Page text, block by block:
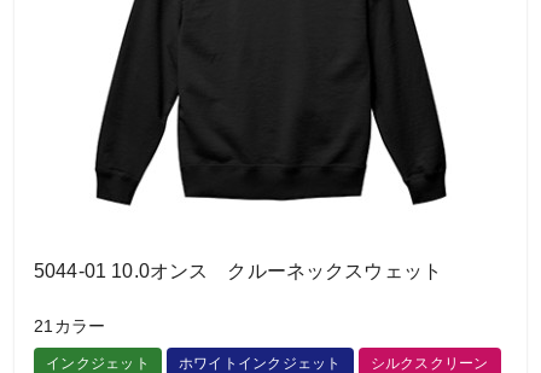
5044-01 10.0オンス クルーネックスウェット
21カラー
インクジェット ホワイトインクジェット シルクスクリーン